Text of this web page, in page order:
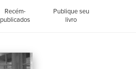
Recém-
publicados
Publique seu
livro